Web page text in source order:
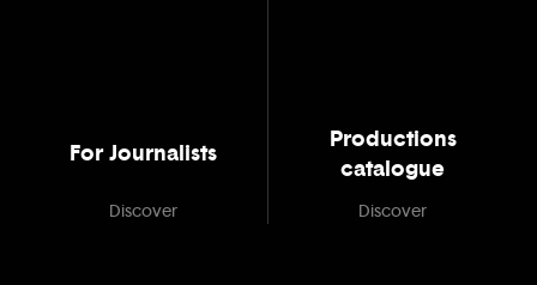
For Journalists
Discover
Productions
catalogue
Discover